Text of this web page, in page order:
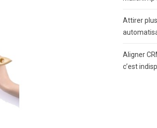
Attirer
Aligner
c’est